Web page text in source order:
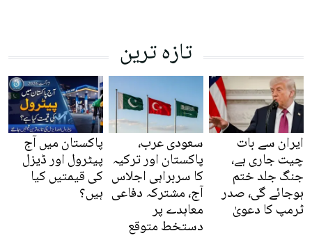
تازہ ترین
ایران سے بات
چیت جاری ہے،
جنگ جلد ختم
ہوجائے گی، صدر
ٹرمپ کا دعویٰ
سعودی عرب،
پاکستان اور ترکیہ
کا سربراہی اجلاس
آج، مشترکہ دفاعی
معاہدے پر
دستخط متوقع
پاکستان میں آج
پیٹرول اور ڈیزل
کی قیمتیں کیا
ہیں؟